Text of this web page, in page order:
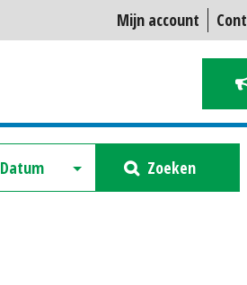
Mijn account
Zoeken